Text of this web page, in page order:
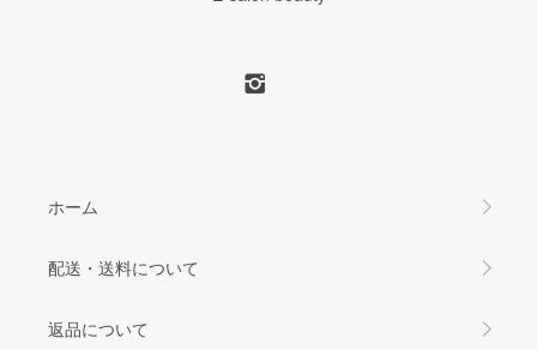
ホーム
配送・送料について
返品について